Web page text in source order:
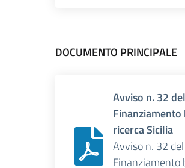
DOCUMENTO PRINCIPALE
Avviso n. 32
ricerca Sicilia
Avviso n. 32
Finanziamento